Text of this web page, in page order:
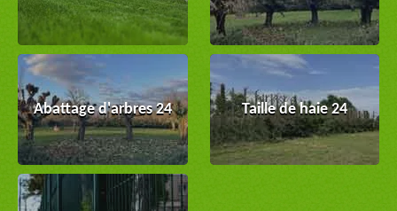
Abattage d'arbres 24 Taille de haie 24